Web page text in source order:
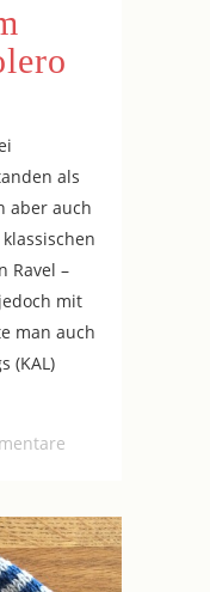
als
aber auch
Ravel –
mit
man auch
(KAL)